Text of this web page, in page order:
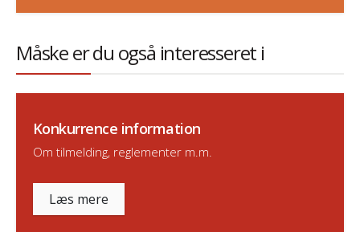
Måske er du også interesseret i
Konkurrence information
Om tilmelding, reglementer m.m.
Læs mere